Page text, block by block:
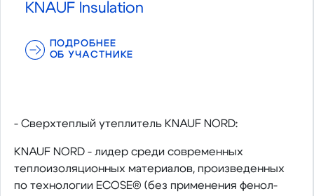
KNAUF Insulation
ПОДРОБНЕЕ
ОБ УЧАСТНИКЕ
- Сверхтеплый утеплитель KNAUF NORD:
KNAUF NORD - лидер среди современных
теплоизоляционных материалов, произведенных
по технологии ECOSE® (без применения фенол-